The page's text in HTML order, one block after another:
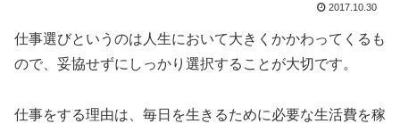
2017.10.30
仕事選びというのは人生において大きくかかわってくるも
ので、妥協せずにしっかり選択することが大切です。
仕事をする理由は、毎日を生きるために必要な生活費を稼